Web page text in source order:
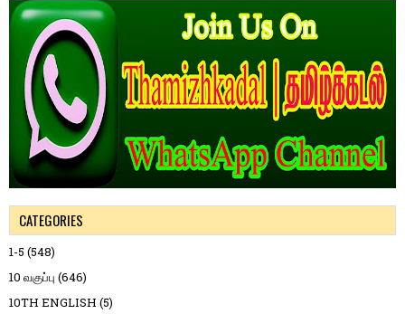
CATEGORIES
1-5 (548)
10 வகுப்பு (646)
10TH ENGLISH (5)